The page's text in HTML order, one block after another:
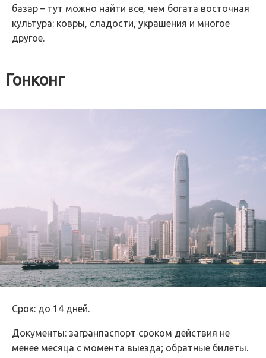
базар – тут можно найти все, чем богата восточная
культура: ковры, сладости, украшения и многое
другое.
Гонконг
Срок: до 14 дней.
Документы: загранпаспорт сроком действия не
менее месяца с момента выезда; обратные билеты.